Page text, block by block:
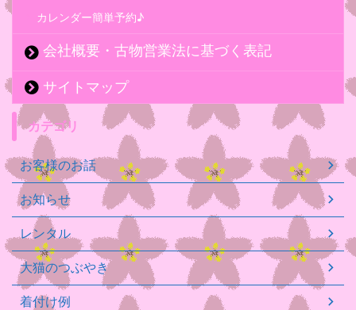
カレンダー簡単予約♪
会社概要・古物営業法に基づく表記
サイトマップ
カテゴリ
お客様のお話
お知らせ
レンタル
大猫のつぶやき
着付け例